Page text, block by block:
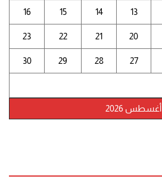
أغسطس 2026
13
14
15
16
20
21
22
23
27
28
29
30